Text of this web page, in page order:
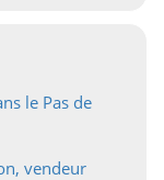
le Pas de
vendeur